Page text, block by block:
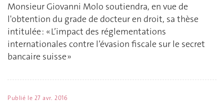
Monsieur Giovanni Molo soutiendra, en vue de
l'obtention du grade de docteur en droit, sa thèse
intitulée : « L’impact des réglementations
internationales contre l’évasion fiscale sur le secret
bancaire suisse »
Publié le 27 avr. 2016